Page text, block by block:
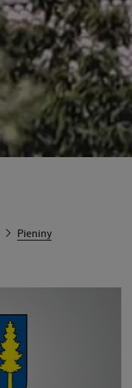
Pieniny